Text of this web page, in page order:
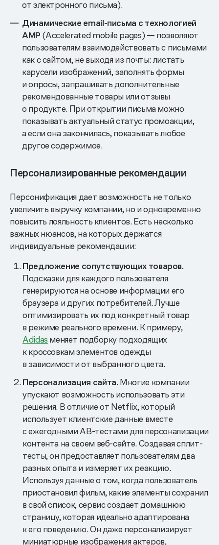
от электронного письма).
Динамические email-письма с технологией
AMP (Accelerated mobile pages) — позволяют
пользователям взаимодействовать с письмами
как с сайтом, не выходя из почты: листать
карусели изображений, заполнять формы
и опросы, запрашивать дополнительные
рекомендованные товары или отзывы
о продукте. При открытии письма можно
показывать актуальный статус промоакции,
а если она закончилась, показывать любое
другое содержимое.
Персонализированные рекомендации
Персонификация дает возможность не только
увеличить выручку компании, но и одновременно
повысить лояльность клиентов. Есть несколько
важных нюансов, на которых держатся
индивидуальные рекомендации:
Предложение сопутствующих товаров.
Подсказки для каждого пользователя
генерируются на основе информации его
браузера и других потребителей. Лучше
оптимизировать их под конкретный товар
в режиме реального времени. К примеру,
Adidas меняет подборку подходящих
к кроссовкам элементов одежды
в зависимости от выбранного цвета.
Персонализация сайта. Многие компании
упускают возможность использовать эти
решения. В отличие от Netflix, который
использует клиентские данные вместе
с ежегодными AB-тестами для персонализации
контента на своем веб-сайте. Создавая сплит-
тесты, он предоставляет пользователям два
разных опыта и измеряет их реакцию.
Используя данные о том, когда пользователь
приостановил фильм, какие элементы сохранил
в свой список, сервис создает домашнюю
страницу, которая идеально адаптирована
к его поведению. Он даже персонализирует
миниатюрные изображения актеров,